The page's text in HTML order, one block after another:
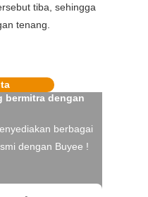
tiba, sehingga
tenang.
bermitra dengan
berbagai
dengan Buyee !